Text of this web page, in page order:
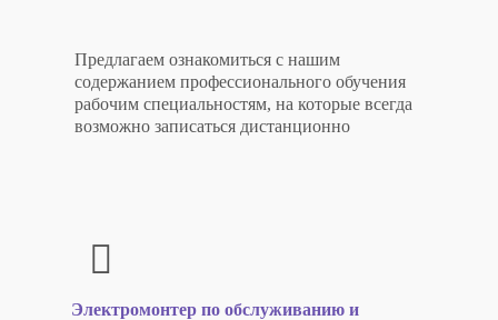
Предлагаем ознакомиться с нашим
содержанием профессионального обучения
рабочим специальностям, на которые всегда
возможно записаться дистанционно
Электромонтер по обслуживанию и